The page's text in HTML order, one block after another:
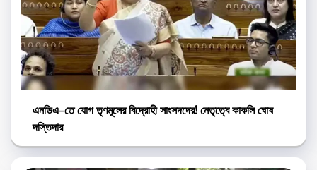
এনডিএ-তে যোগ তৃণমূলের বিদ্রোহী সাংসদদের! নেতৃত্বে কাকলি ঘোষ
দস্তিদার